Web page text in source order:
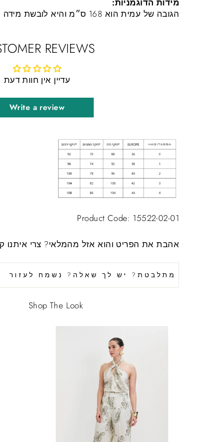
מידות הדוגמניות:
הגובה של עמית הוא 168 ס״מ והיא לובשת מידה 0
REVIEWS
עדיין אין חוות דעת
Write a review
Product Code: 15522-02-01
אהבת את הפריט והוא אזל מהמלאי? צרי איתנו
מתלבטת? יש לך שאלה? נשמח לעזור
Shop The Look